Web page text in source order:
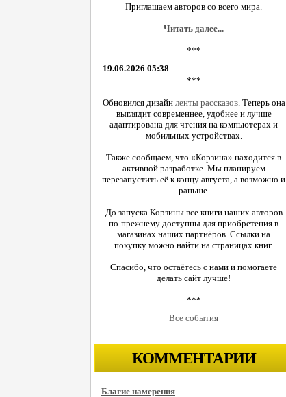
Приглашаем авторов со всего мира.
Читать далее...
***
19.06.2026 05:38
***
Обновился дизайн ленты рассказов. Теперь она
выглядит современнее, удобнее и лучше
адаптирована для чтения на компьютерах и
мобильных устройствах.
Также сообщаем, что «Корзина» находится в
активной разработке. Мы планируем
перезапустить её к концу августа, а возможно и
раньше.
До запуска Корзины все книги наших авторов
по-прежнему доступны для приобретения в
магазинах наших партнёров. Ссылки на
покупку можно найти на страницах книг.
Спасибо, что остаётесь с нами и помогаете
делать сайт лучше!
***
Все события
КОММЕНТАРИИ
Благие намерения